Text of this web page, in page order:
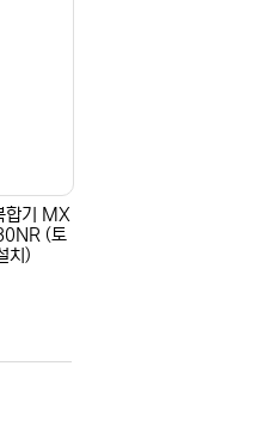
합기 MX
(토
치)